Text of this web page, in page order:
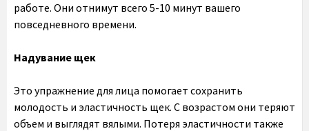
работе. Они отнимут всего 5-10 минут вашего
повседневного времени.
Надувание щек
Это упражнение для лица помогает сохранить
молодость и эластичность щек. С возрастом они теряют
объем и выглядят вялыми. Потеря эластичности также